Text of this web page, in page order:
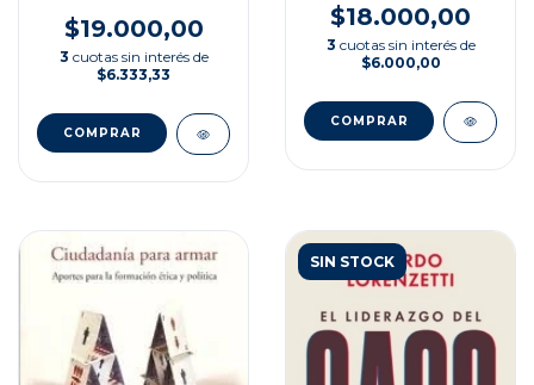
$19.000,00
3 cuotas sin interés de
$6.333,33
$18.000,00
3 cuotas sin interés de
$6.000,00
SIN STOCK